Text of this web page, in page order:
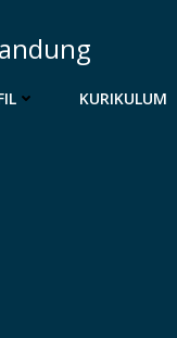
KURIKULUM